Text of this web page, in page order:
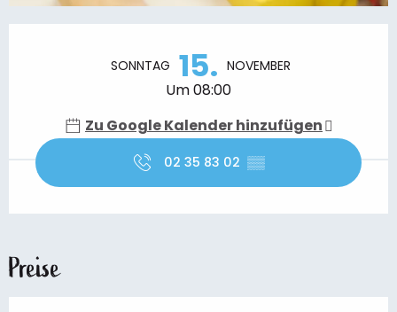
SONNTAG 15. NOVEMBER
Um 08:00
Zu Google Kalender hinzufügen
02 35 83 02 ▒▒
Preise